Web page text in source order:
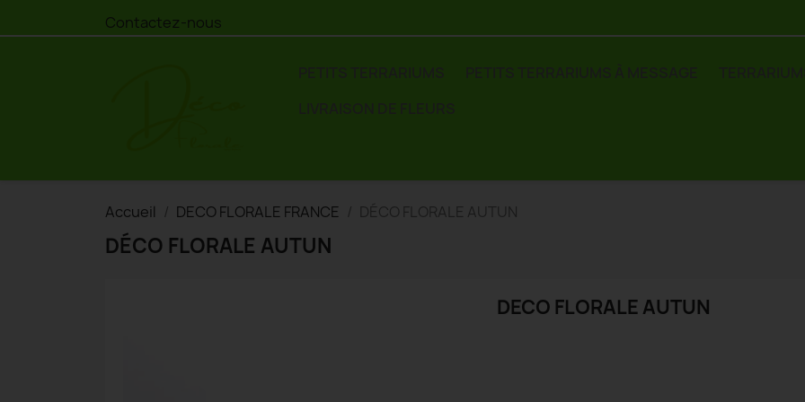
Contactez-nous
Accueil DECO FLORALE FRANCE DÉCO FLORALE AUTUN
DÉCO FLORALE AUTUN
DECO FLORALE AUTUN